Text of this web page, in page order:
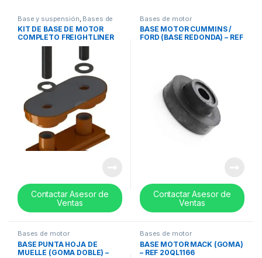
Base y suspensión Bases de
cabina, Bases de motor
KIT DE BASE DE MOTOR
COMPLETO FREIGHTLINER
COLUMBIA – M17403K
Contactar Asesor de
Ventas
Bases de motor
BASE MOTOR CUMMINS /
FORD (BASE REDONDA) – REF
Contactar Asesor de
Ventas
Bases de motor
BASE PUNTA HOJA DE
MUELLE (GOMA DOBLE) –
Bases de motor
BASE MOTOR MACK (GOMA)
– REF 20QL1166